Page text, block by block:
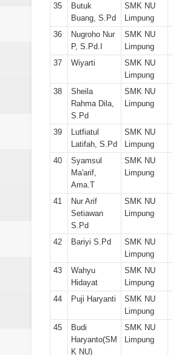
35
Butuk
Buang, S.Pd
SMK NU
Limpung
36
Nugroho Nur
P, S.Pd.I
SMK NU
Limpung
37 Wiyarti
SMK NU
Limpung
38
Sheila
Rahma Dila,
S.Pd
SMK NU
Limpung
39
Lutfiatul
Latifah, S.Pd
SMK NU
Limpung
40
Syamsul
Ma'arif,
Ama.T
SMK NU
Limpung
41
Nur Arif
Setiawan
S.Pd
SMK NU
Limpung
42 Bariyi S.Pd
SMK NU
Limpung
43
Wahyu
Hidayat
SMK NU
Limpung
44 Puji Haryanti
SMK NU
Limpung
45
Budi
Haryanto(SM
K NU)
SMK NU
Limpung